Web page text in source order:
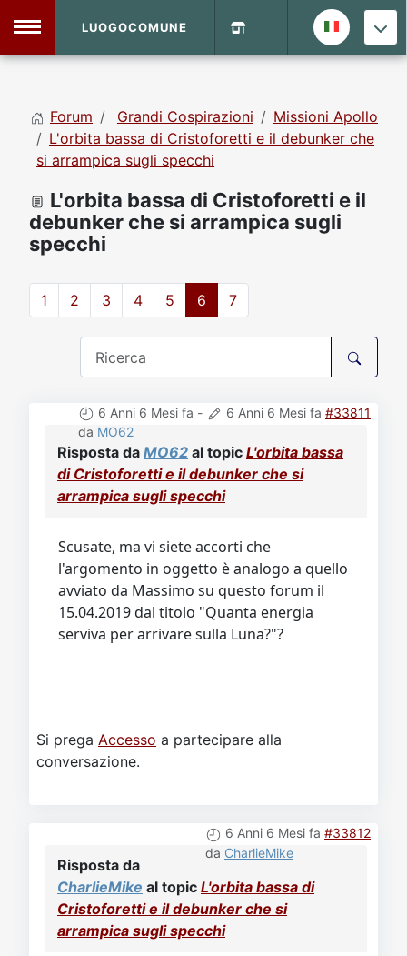
Home
DVD Shop
Sito
Vecchio Sito
LUOGOCOMUNE
Forum Grandi Cospirazioni
Missioni Apollo
L'orbita bassa di Cristoforetti e il debunker che
si arrampica sugli specchi
L'orbita bassa di Cristoforetti e il
debunker che si arrampica sugli
specchi
1 2 3 4 5 6 7
6 Anni 6 Mesi fa - 6 Anni 6 Mesi fa #33811
da MO62
Risposta da MO62 al topic L'orbita bassa
di Cristoforetti e il debunker che si
arrampica sugli specchi
Scusate, ma vi siete accorti che
l'argomento in oggetto è analogo a quello
avviato da Massimo su questo forum il
15.04.2019 dal titolo "Quanta energia
serviva per arrivare sulla Luna?"?
Si prega Accesso a partecipare alla
conversazione.
6 Anni 6 Mesi fa #33812
da CharlieMike
Risposta da
CharlieMike al topic L'orbita bassa di
Cristoforetti e il debunker che si
arrampica sugli specchi